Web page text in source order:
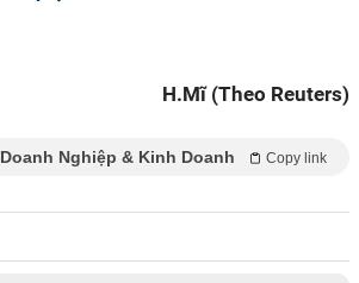
H.Mĩ (Theo Reuters)
Doanh Nghiệp & Kinh Doanh Copy link